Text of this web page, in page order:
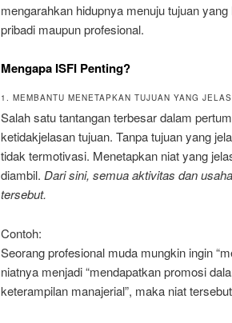
mengarahkan hidupnya menuju tujuan
pribadi maupun profesional.
Mengapa ISFI Penting?
1. MEMBANTU MENETAPKAN TUJUAN YANG JELAS
Salah satu tantangan terbesar dalam
ketidakjelasan tujuan. Tanpa tujuan yang
tidak termotivasi. Menetapkan niat yang
diambil. Dari sini, semua aktivitas dan
tersebut.
Contoh:
Seorang profesional muda mungkin ingin
niatnya menjadi “mendapatkan promosi
keterampilan manajerial”, maka niat